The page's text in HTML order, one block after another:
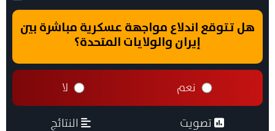
هل تتوقع اندلاع مواجهة عسكرية مباشرة بين
إيران والولايات المتحدة؟
نعم لا
تصويت النتائج